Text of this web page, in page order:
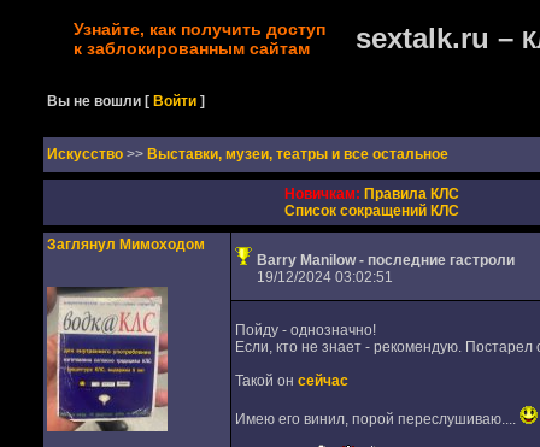
Узнайте, как получить доступ
к заблокированным сайтам
sextalk.ru –
Вы не вошли [Войти ]
Искусство >> Выставки, музеи, театры и все остальное
Новичкам: Правила КЛС
Список сокращений КЛС
Заглянул Мимоходом
Barry Manilow - последние гастроли
19/12/2024 03:02:51
Пойду - однозначно!
Если, кто не знает - рекомендую. Постарел
Такой он сейчас
Имею его винил, порой переслушиваю....